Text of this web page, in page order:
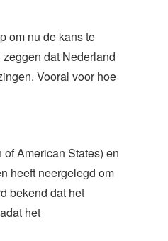
om nu de kans te
dat Nederland
Vooral voor hoe
American States) en
heeft neergelegd om
bekend dat het
het